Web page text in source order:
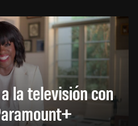
la televisión con